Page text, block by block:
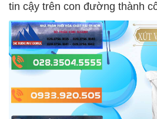
tin cậy trên con đường thành